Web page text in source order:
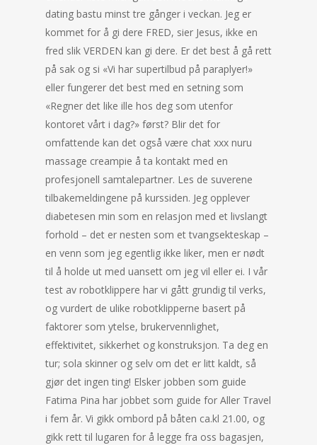
dating bastu minst tre gånger i veckan. Jeg er
kommet for å gi dere FRED, sier Jesus, ikke en
fred slik VERDEN kan gi dere. Er det best å gå rett
på sak og si «Vi har supertilbud på paraplyer!»
eller fungerer det best med en setning som
«Regner det like ille hos deg som utenfor
kontoret vårt i dag?» først? Blir det for
omfattende kan det også være chat xxx nuru
massage creampie å ta kontakt med en
profesjonell samtalepartner. Les de suverene
tilbakemeldingene på kurssiden. Jeg opplever
diabetesen min som en relasjon med et livslangt
forhold – det er nesten som et tvangsekteskap –
en venn som jeg egentlig ikke liker, men er nødt
til å holde ut med uansett om jeg vil eller ei. I vår
test av robotklippere har vi gått grundig til verks,
og vurdert de ulike robotklipperne basert på
faktorer som ytelse, brukervennlighet,
effektivitet, sikkerhet og konstruksjon. Ta deg en
tur; sola skinner og selv om det er litt kaldt, så
gjør det ingen ting! Elsker jobben som guide
Fatima Pina har jobbet som guide for Aller Travel
i fem år. Vi gikk ombord på båten ca.kl 21.00, og
gikk rett til lugaren for å legge fra oss bagasjen,